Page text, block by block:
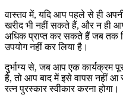
वास्तव में, यदि आप पहले से ही
खरीद भी नहीं सकते हैं, और न ही
अधिक प्राप्त कर सकते हैं जब
उपयोग नहीं कर लिया है।
दुर्भाग्य से, जब आप एक कार्यक्रम
है, तो आप बाद में इसे वापस
रत्न पुरस्कार स्वीकार करना होगा।